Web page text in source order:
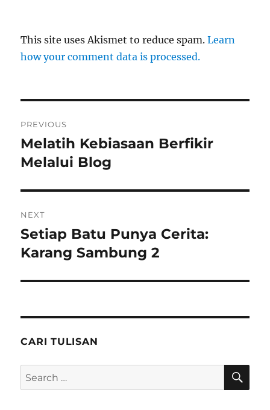
This site uses Akismet to reduce spam.Learn
how your comment data is processed.
navigation
PREVIOUS
Previous
post:
Melatih Kebiasaan Berfikir
Melalui Blog
NEXT
Next
post:
Setiap Batu Punya Cerita:
Karang Sambung 2
CARI TULISAN
Search
for: